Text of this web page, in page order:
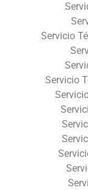
Servicio
Servicio